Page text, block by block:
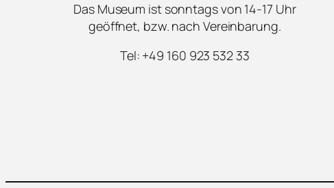
Das Museum ist sonntags von 14-17 Uhr
geöffnet, bzw. nach Vereinbarung.
Tel: +49 160 923 532 33